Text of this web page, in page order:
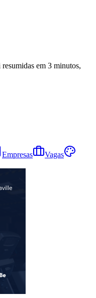
em 3 minutos,
Empresas
Vagas